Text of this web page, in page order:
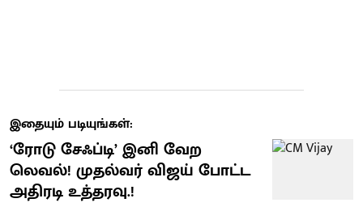
இதையும் படியுங்கள்:
​‘ரோடு சேஃப்டி’ இனி வேற
லெவல்! முதல்வர் விஜய் போட்ட
அதிரடி உத்தரவு.!